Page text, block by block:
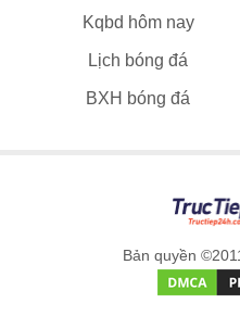
Kqbd hôm nay
Lịch bóng đá
BXH bóng đá
Bản quyền